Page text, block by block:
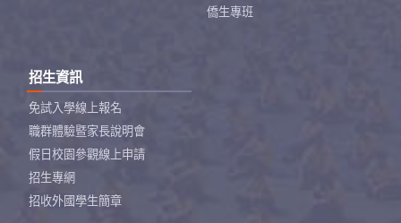
僑生專班
招生資訊
免試入學線上報名
職群體驗暨家長說明會
假日校園參觀線上申請
招生專網
招收外國學生簡章